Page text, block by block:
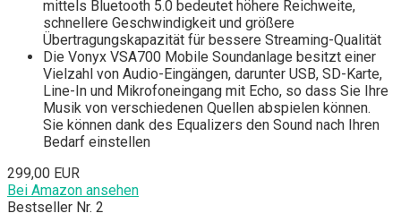
mittels Bluetooth 5.0 bedeutet höhere Reichweite,
schnellere Geschwindigkeit und größere
Übertragungskapazität für bessere Streaming-Qualität
Die Vonyx VSA700 Mobile Soundanlage besitzt einer
Vielzahl von Audio-Eingängen, darunter USB, SD-Karte,
Line-In und Mikrofoneingang mit Echo, so dass Sie Ihre
Musik von verschiedenen Quellen abspielen können.
Sie können dank des Equalizers den Sound nach Ihren
Bedarf einstellen
299,00 EUR
Bei Amazon ansehen
Bestseller Nr. 2